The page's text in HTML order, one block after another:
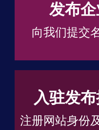
发布
向我们提交
入驻发
注册网站身份